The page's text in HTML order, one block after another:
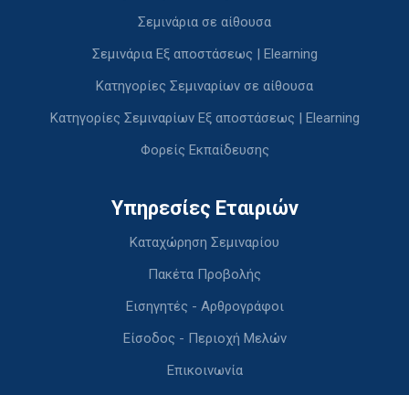
Σεμινάρια σε αίθουσα
Σεμινάρια Εξ αποστάσεως | Elearning
Κατηγορίες Σεμιναρίων σε αίθουσα
Κατηγορίες Σεμιναρίων Εξ αποστάσεως | Elearning
Φορείς Εκπαίδευσης
Υπηρεσίες Εταιριών
Καταχώρηση Σεμιναρίου
Πακέτα Προβολής
Εισηγητές - Αρθρογράφοι
Είσοδος - Περιοχή Μελών
Επικοινωνία